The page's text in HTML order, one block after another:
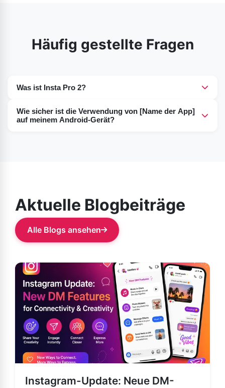
Häufig gestellte Fragen
Was ist Insta Pro 2?
beliebten Instagram-Software, die zusätzliche
Wie sicher ist die Verwendung von [Name der App]
auf meinem Android-Gerät?
Aktuelle Blogbeiträge
Alle Blogs ansehen
Instagram-Update: Neue DM-